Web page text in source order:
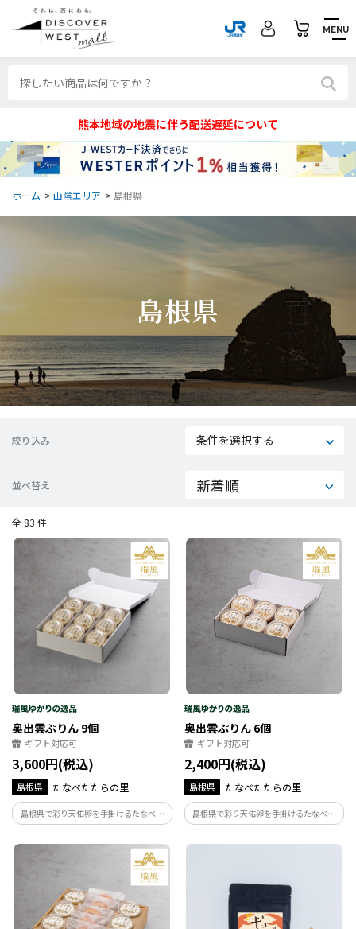
MENU
熊本地域の地震に伴う配送遅延について
ホーム > 山陰エリア > 島根県
島根県
絞り込み 条件を選択する
並べ替え
全 83 件
奥出雲ぷりん 9個
ギフト対応可
3,600円(税込)
島根県 たなべたたらの里
島根県で彩り天佑卵を手掛けるたなべた
たらの里によるプリン。とろりとした口溶
けと卵の風味を感じる素朴な味わいでお
子様にも安心してお召し上がり頂けます。
奥出雲ぷりん 6個
ギフト対応可
2,400円(税込)
島根県 たなべたたらの里
島根県で彩り天佑卵を手掛けるたなべた
たらの里によるプリン。とろりとした口溶
けと卵の風味を感じる素朴な味わいでお